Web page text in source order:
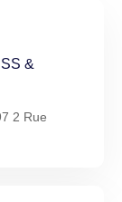
&
2 Rue